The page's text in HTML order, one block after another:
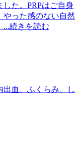
た。PRPはご自身
やった感のない自然
続きを読む
血、ふくらみ、し